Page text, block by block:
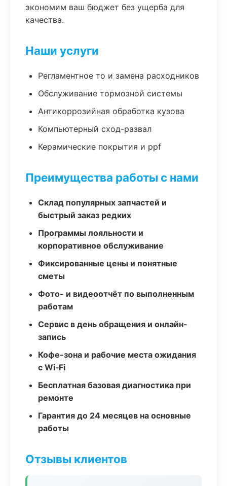
экономим ваш бюджет без ущерба для
качества.
Наши услуги
Регламентное то и замена расходников
Обслуживание тормозной системы
Антикоррозийная обработка кузова
Компьютерный сход-развал
Керамические покрытия и ppf
Преимущества работы с нами
Склад популярных запчастей и
быстрый заказ редких
Программы лояльности и
корпоративное обслуживание
Фиксированные цены и понятные
сметы
Фото- и видеоотчёт по выполненным
работам
Сервис в день обращения и онлайн-
запись
Кофе-зона и рабочие места ожидания
с Wi‑Fi
Бесплатная базовая диагностика при
ремонте
Гарантия до 24 месяцев на основные
работы
Отзывы клиентов